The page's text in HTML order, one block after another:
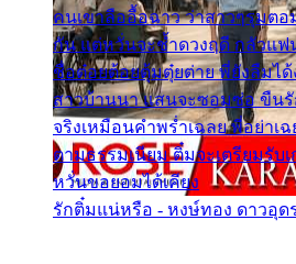
คนเขาลืออื้อฉาว ว่าสาวๆรุมต
กัน แต่หวั่นจะช้ำดวงฤดี กลัวแ
ชื่อต๋อยต้อยตุ้มตุ๋ยต่าย พี่ยังลืมได้
สาวบ้านนา แสนจะซอมซ่อ ขืน
จริงเหมือนคำพร่ำเฉลย พี่อย่า
ตามธรรมเนียม ติ๋มจะเตรียมรับ
หวั่นขอยอมได้เคียง
รักติ๋มแน่หรือ - หงษ์ทอง ดาวอุด